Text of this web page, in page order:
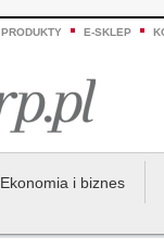
E-SKLEP
Ekonomia i biznes